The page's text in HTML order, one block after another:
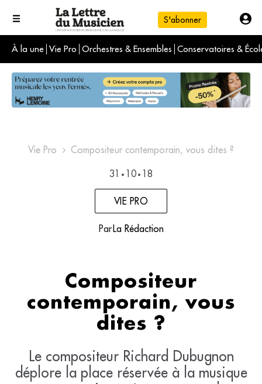
S'abonner
À la une Vie Pro Orchestres & Ensembles Conservatoires &
L'info du jour
Le numéro du mois
International
Vie Pro Compositeur contemporain, vous dites ?
31 • 10 • 18
VIE PRO
Par La Rédaction
Compositeur
contemporain, vous
dites ?
Le compositeur Richard Dubugnon
déplore la place réservée à la musique